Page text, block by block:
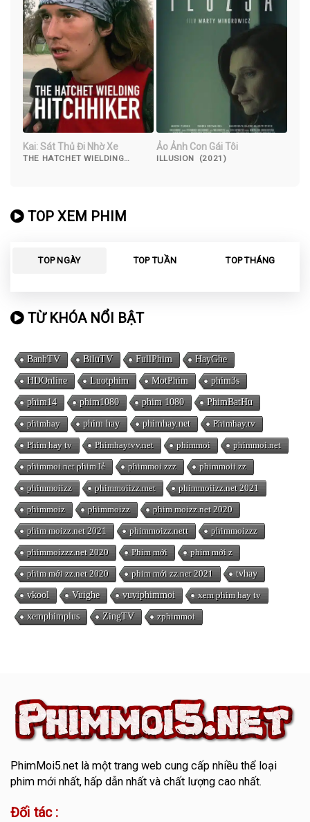
Kai: Sát Thủ Đi Nhờ Xe
THE HATCHET WIELDING
Ảo Ảnh Con Gái Tôi
ILLUSION (2021)
TOP XEM PHIM
TOP NGÀY TOP TUẦN TOP THÁNG
TỪ KHÓA NỔI BẬT
BanhTV BiluTV FullPhim HayGhe
HDOnline Luotphim MotPhim phim3s
phim14 phim1080 phim 1080 PhimBatHu
phimhay phim hay phimhay.net Phimhay.tv
Phim hay tv Phimhaytvv.net phimmoi phimmoi.net
phimmoi.net phim lẻ phimmoi.zzz phimmoii.zz
phimmoiizz phimmoiizz.met phimmoiizz.net 2021
phimmoiz phimmoizz phim moizz.net 2020
phim moizz.net 2021 phimmoizz.nett phimmoizzz
phimmoizzz.net 2020 Phim mới phim mới z
phim mới zz.net 2020 phim mới zz.net 2021 tvhay
vkool Vuighe vuviphimmoi xem phim hay tv
xemphimplus ZingTV zphimmoi
PhimMoi5.netlà một trang web cung cấp nhiều thể loại
phim mới nhất, hấp dẫn nhất và chất lượng cao nhất.
Đối tác :